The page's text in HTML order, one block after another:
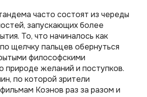
часто состоят из череды
запускающих более
То, что начиналось как
щелчку пальцев обернуться
философскими
природе желаний и поступков.
по которой зрители
Коэнов раз за разом и